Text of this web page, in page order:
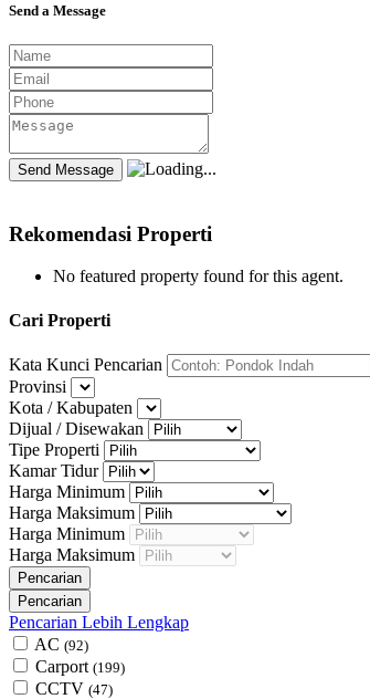
Send a Message
Rekomendasi Properti
No featured property found for this agent.
Cari Properti
Kata Kunci Pencarian
Provinsi
Kota / Kabupaten
Dijual / Disewakan
Tipe Properti
Kamar Tidur
Harga Minimum
Harga Maksimum
Harga Minimum
Harga Maksimum
Pencarian Lebih Lengkap
AC (92)
Carport (199)
CCTV (47)